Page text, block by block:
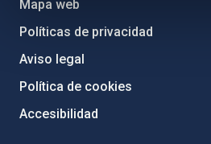
Mapa web
Políticas de privacidad
Aviso legal
Política de cookies
Accesibilidad